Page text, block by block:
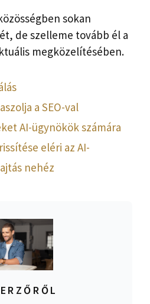
sokan
de szelleme tovább él a
megközelítésében.
a SEO-val
AI-ügynökök számára
eléri az AI-
nehéz